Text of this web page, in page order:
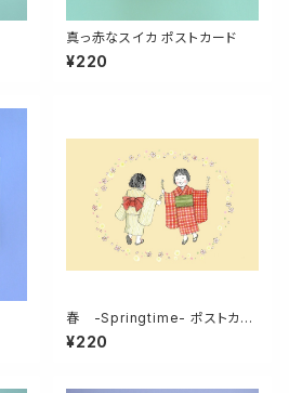
真っ赤なスイカ ポストカード
¥220
春 -Springtime- ポストカー
ド
¥220